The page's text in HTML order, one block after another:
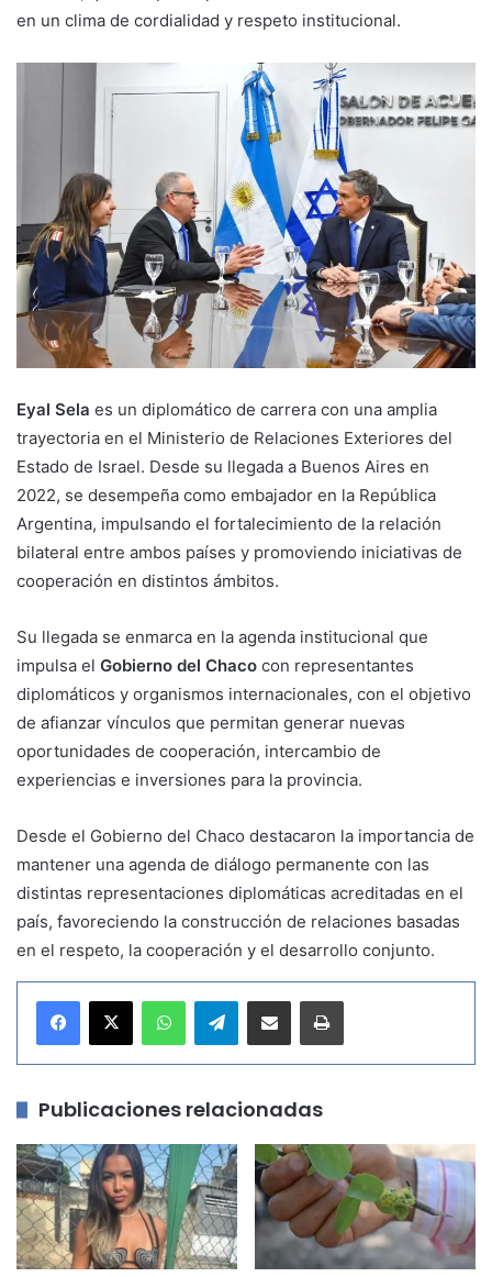
en un clima de cordialidad y respeto institucional.
Eyal Sela es un diplomático de carrera con una amplia
trayectoria en el Ministerio de Relaciones Exteriores del
Estado de Israel. Desde su llegada a Buenos Aires en
2022, se desempeña como embajador en la República
Argentina, impulsando el fortalecimiento de la relación
bilateral entre ambos países y promoviendo iniciativas de
cooperación en distintos ámbitos.
Su llegada se enmarca en la agenda institucional que
impulsa el Gobierno del Chaco con representantes
diplomáticos y organismos internacionales, con el objetivo
de afianzar vínculos que permitan generar nuevas
oportunidades de cooperación, intercambio de
experiencias e inversiones para la provincia.
Desde el Gobierno del Chaco destacaron la importancia de
mantener una agenda de diálogo permanente con las
distintas representaciones diplomáticas acreditadas en el
país, favoreciendo la construcción de relaciones basadas
en el respeto, la cooperación y el desarrollo conjunto.
Telegram
Publicaciones relacionadas